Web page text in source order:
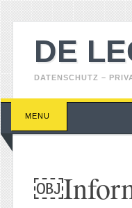
DE
DATENSCHUTZ –
Main menu
Skip
content
MENU